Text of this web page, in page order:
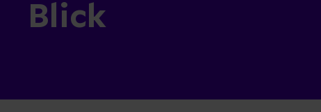
Blick